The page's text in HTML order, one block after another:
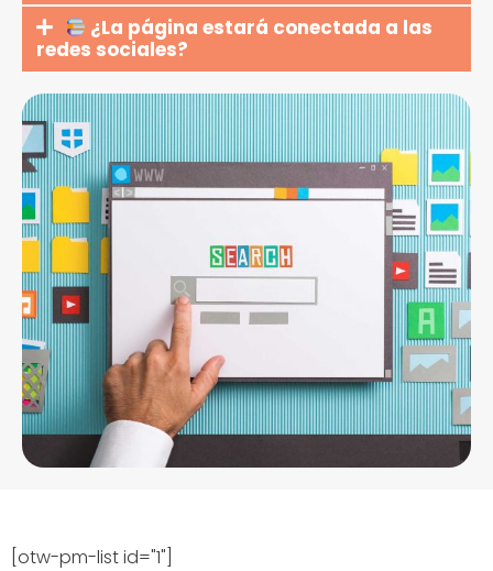
¿La página estará conectada a las
redes sociales?
[otw-pm-list id="1"]